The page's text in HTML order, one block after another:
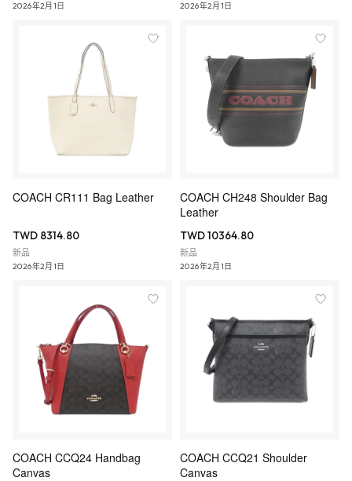
2026年2月1日 2026年2月1日
COACH CR111 Bag Leather
TWD 8314.80
新品
2026年2月1日
COACH CH248 Shoulder Bag
Leather
TWD 10364.80
新品
2026年2月1日
COACH CCQ24 Handbag
Canvas
COACH CCQ21 Shoulder
Canvas